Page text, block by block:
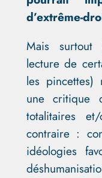
d’extrême-
Mais surtout
lecture de
les pincettes)
une critique
totalitaires
contraire :
idéologies